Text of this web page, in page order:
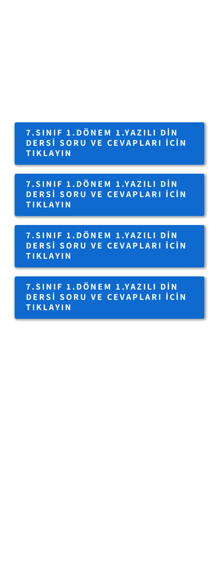
7.SINIF 1.DÖNEM 1.YAZILI DIN
DERSI SORU VE CEVAPLARI IÇIN
TIKLAYIN
7.SINIF 1.DÖNEM 1.YAZILI DIN
DERSI SORU VE CEVAPLARI IÇIN
TIKLAYIN
7.SINIF 1.DÖNEM 1.YAZILI DIN
DERSI SORU VE CEVAPLARI IÇIN
TIKLAYIN
7.SINIF 1.DÖNEM 1.YAZILI DIN
DERSI SORU VE CEVAPLARI IÇIN
TIKLAYIN